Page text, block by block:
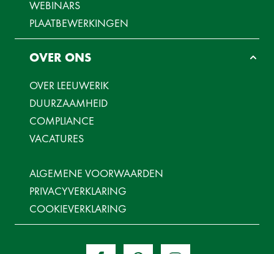
WEBINARS
PLAATBEWERKINGEN
OVER ONS
OVER LEEUWERIK
DUURZAAMHEID
COMPLIANCE
VACATURES
ALGEMENE VOORWAARDEN
PRIVACYVERKLARING
COOKIEVERKLARING